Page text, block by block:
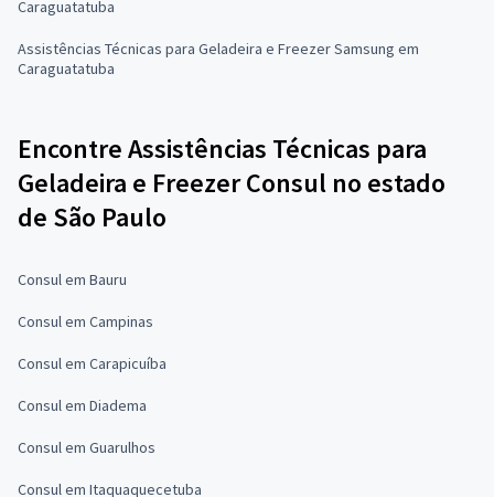
Caraguatatuba
Assistências Técnicas para Geladeira e Freezer Samsung em
Caraguatatuba
Encontre Assistências Técnicas para
Geladeira e Freezer Consul no estado
de São Paulo
Consul em Bauru
Consul em Campinas
Consul em Carapicuíba
Consul em Diadema
Consul em Guarulhos
Consul em Itaquaquecetuba